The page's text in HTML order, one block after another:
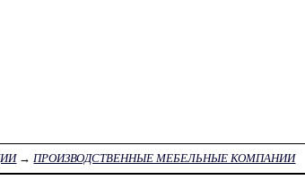
→ПРОИЗВОДСТВЕННЫЕ МЕБЕЛЬНЫЕ КОМПАНИИ